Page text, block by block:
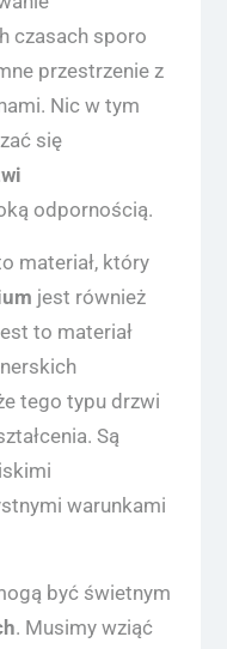
czasach sporo
przestrzenie z
Nic w tym
się
odpornością.
materiał, który
jest również
to materiał
tego typu drzwi
Są
warunkami
być świetnym
. Musimy wziąć